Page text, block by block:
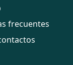
frecuentes